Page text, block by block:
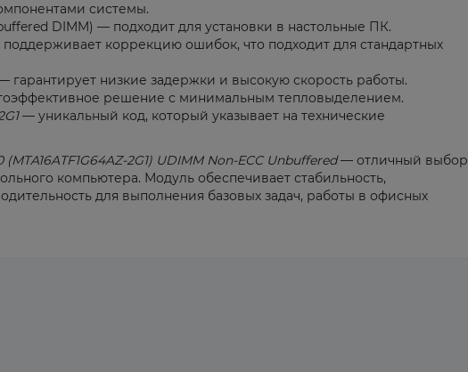
системы.
DIMM) — подходит для установки в настольные ПК.
коррекцию ошибок, что подходит для стандартных
гарантирует низкие задержки и высокую скорость работы.
решение с минимальным тепловыделением.
— уникальный код, который указывает на технические
2G1) UDIMM Non-ECC Unbuffered— отличный выбор
компьютера. Модуль обеспечивает стабильность,
для выполнения базовых задач, работы в офисных